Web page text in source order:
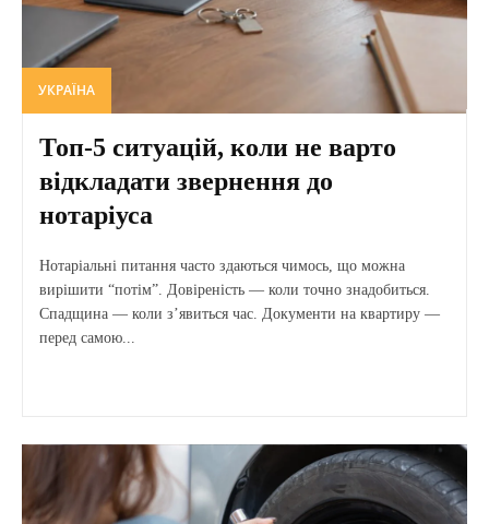
УКРАЇНА
Топ-5 ситуацій, коли не варто
відкладати звернення до
нотаріуса
Нотаріальні питання часто здаються чимось, що можна
вирішити “потім”. Довіреність — коли точно знадобиться.
Спадщина — коли з’явиться час. Документи на квартиру —
перед самою...